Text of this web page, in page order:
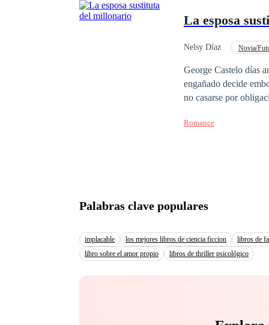
La esposa
Nelsy Díaz Novia/
George Castelo días
engañado decide
no casarse por
deciden embarcarse en un trato. Fingir que ambos están enamorados frente
de
Romance
Palabras clave populares
implacable los mejores libros de ciencia ficcion libros de
libro sobre el amor propio
libros de thriller psicológico